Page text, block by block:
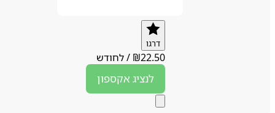
₪22.50
/לחודש
לנציגאקספון